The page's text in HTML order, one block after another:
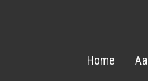
Home